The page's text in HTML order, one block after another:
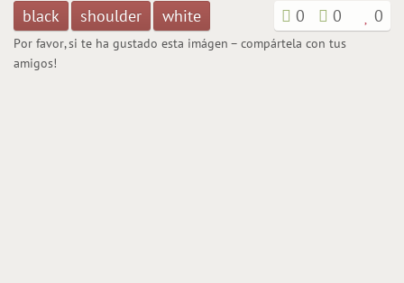
black shoulder white 0 0 0
Por favor, si te ha gustado esta imágen – compártela con tus
amigos!